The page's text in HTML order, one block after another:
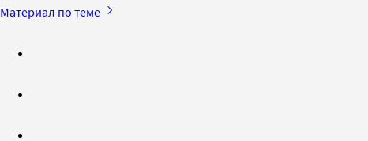
Материал по теме